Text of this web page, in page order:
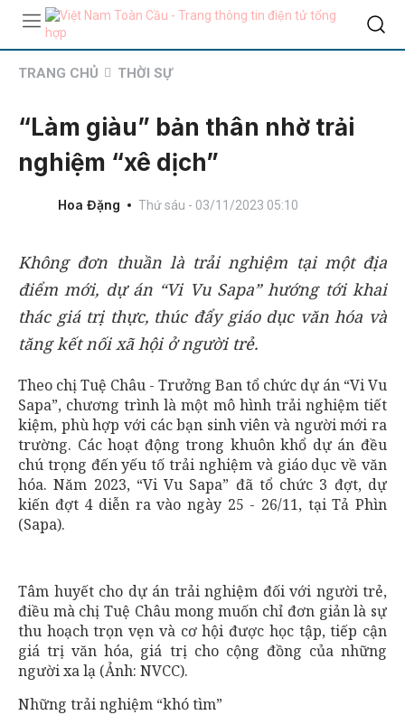
TRANG CHỦ THỜI SỰ
“Làm giàu” bản thân nhờ trải
nghiệm “xê dịch”
Hoa Đặng Thứ sáu - 03/11/2023 05:10
Không đơn thuần là trải nghiệm tại một địa
điểm mới, dự án “Vi Vu Sapa” hướng tới khai
thác giá trị thực, thúc đẩy giáo dục văn hóa và
tăng kết nối xã hội ở người trẻ.
Theo chị Tuệ Châu - Trưởng Ban tổ chức dự án “Vi Vu
Sapa”, chương trình là một mô hình trải nghiệm tiết
kiệm, phù hợp với các bạn sinh viên và người mới ra
trường. Các hoạt động trong khuôn khổ dự án đều
chú trọng đến yếu tố trải nghiệm và giáo dục về văn
hóa. Năm 2023, “Vi Vu Sapa” đã tổ chức 3 đợt, dự
kiến đợt 4 diễn ra vào ngày 25 - 26/11, tại Tả Phìn
(Sapa).
Tâm huyết cho dự án trải nghiệm đối với người trẻ,
điều mà chị Tuệ Châu mong muốn chỉ đơn giản là sự
thu hoạch trọn vẹn và cơ hội được học tập, tiếp cận
giá trị văn hóa, giá trị cho cộng đồng của những
người xa lạ (Ảnh: NVCC).
Những trải nghiệm “khó tìm”